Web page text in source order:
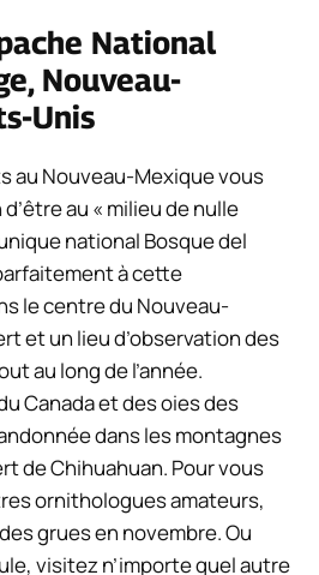
National
Nouveau-
Unis
au Nouveau-Mexique vous
au « milieu de nulle
national Bosque del
à cette
le centre du Nouveau-
et un lieu d’observation des
au long de l’année.
Canada et des oies des
dans les montagnes
de Chihuahuan. Pour vous
ornithologues amateurs,
grues en novembre. Ou
visitez n’importe quel autre